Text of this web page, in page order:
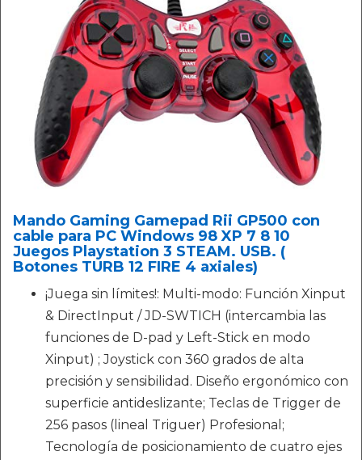
Mando Gaming Gamepad Rii GP500 con
cable para PC Windows 98 XP 7 8 10
Juegos Playstation 3 STEAM. USB. (
Botones TURB 12 FIRE 4 axiales)
¡Juega sin límites!: Multi-modo: Función Xinput
& DirectInput / JD-SWTICH (intercambia las
funciones de D-pad y Left-Stick en modo
Xinput) ; Joystick con 360 grados de alta
precisión y sensibilidad. Diseño ergonómico con
superficie antideslizante; Teclas de Trigger de
256 pasos (lineal Triguer) Profesional;
Tecnología de posicionamiento de cuatro ejes